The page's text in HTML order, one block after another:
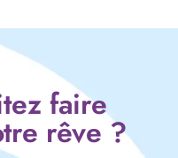
faire
rêve ?